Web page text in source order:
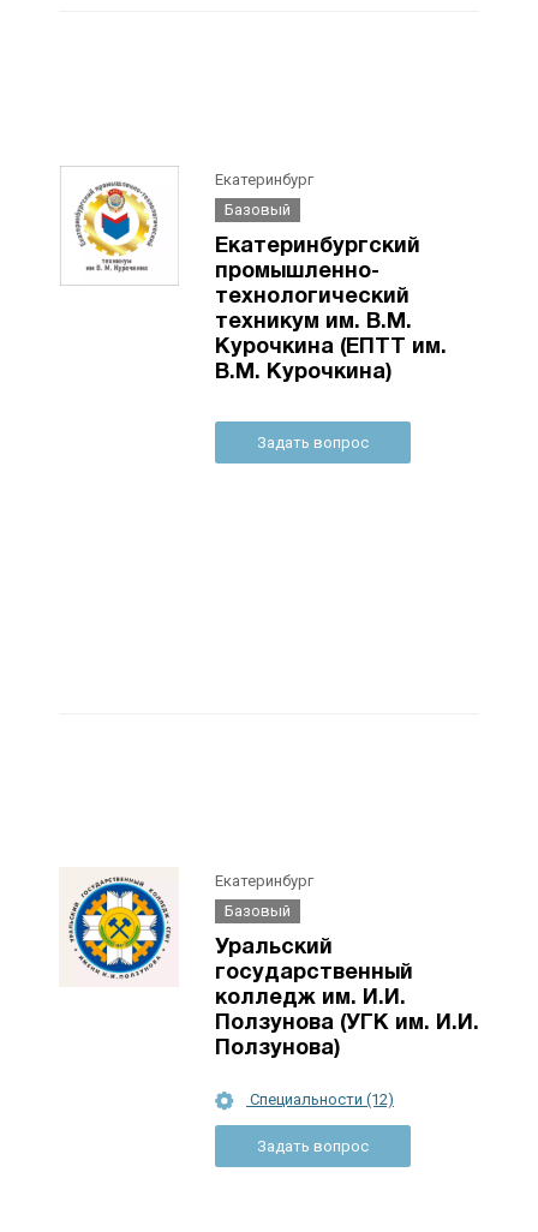
Екатеринбург
Базовый
Екатеринбургский
промышленно-
технологический
техникум им. В.М.
Курочкина (ЕПТТ им.
В.М. Курочкина)
Задать вопрос
Екатеринбург
Базовый
Уральский
государственный
колледж им. И.И.
Ползунова (УГК им. И.И.
Ползунова)
Специальности (12)
Задать вопрос